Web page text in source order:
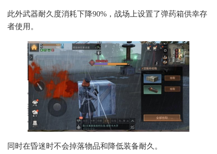
此外武器耐久度消耗下降90%，战场上设置了弹药箱供幸存
者使用。
同时在昏迷时不会掉落物品和降低装备耐久。